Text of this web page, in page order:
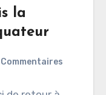
la
Commentaires